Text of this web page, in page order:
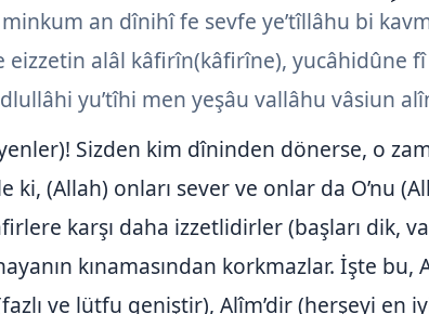
an dînihî fe sevfe ye’tîllâhu bi
eizzetin alâl kâfirîn(kâfirîne), yucâhidûne
yu’tîhi men yeşâu vallâhu vâsiun
Sizden kim dîninden dönerse, o
(Allah) onları sever ve onlar da O’nu
karşı daha izzetlidirler (başları dik,
kınamasından korkmazlar. İşte bu,
ve lütfu geniştir), Alîm’dir (herşeyi en